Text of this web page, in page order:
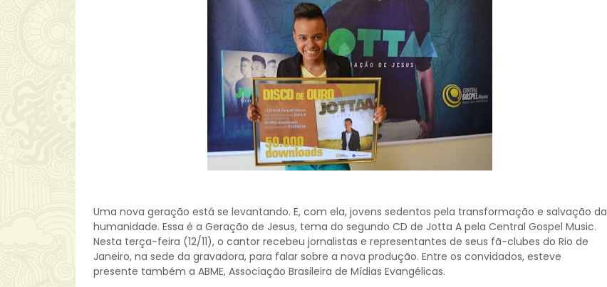
Uma nova geração está se levantando. E, com ela, jovens sedentos pela transformação e salvação da
humanidade. Essa é a Geração de Jesus, tema do segundo CD de Jotta A pela Central Gospel Music.
Nesta terça-feira (12/11), o cantor recebeu jornalistas e representantes de seus fã-clubes do Rio de
Janeiro, na sede da gravadora, para falar sobre a nova produção. Entre os convidados, esteve
presente também a ABME, Associação Brasileira de Mídias Evangélicas.